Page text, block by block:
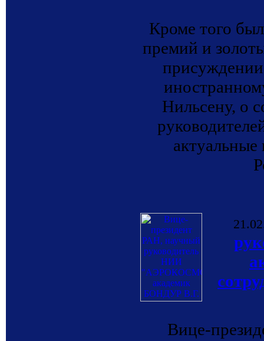
Кроме того
премий и
присуждении
Нильсену, о
Вице-